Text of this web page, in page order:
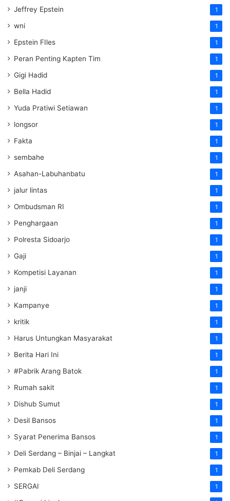
Jeffrey Epstein 1
wni 1
Epstein FIles 1
Peran Penting Kapten Tim 1
Gigi Hadid 1
Bella Hadid 1
Yuda Pratiwi Setiawan 1
longsor 1
Fakta 1
sembahe 1
Asahan-Labuhanbatu 1
jalur lintas 1
Ombudsman RI 1
Penghargaan 1
Polresta Sidoarjo 1
Gaji 1
Kompetisi Layanan 1
janji 1
Kampanye 1
kritik 1
Harus Untungkan Masyarakat 1
Berita Hari Ini 1
#Pabrik Arang Batok 1
Rumah sakit 1
Dishub Sumut 1
Desil Bansos 1
Syarat Penerima Bansos 1
Deli Serdang – Binjai – Langkat 1
Pemkab Deli Serdang 1
SERGAI 1